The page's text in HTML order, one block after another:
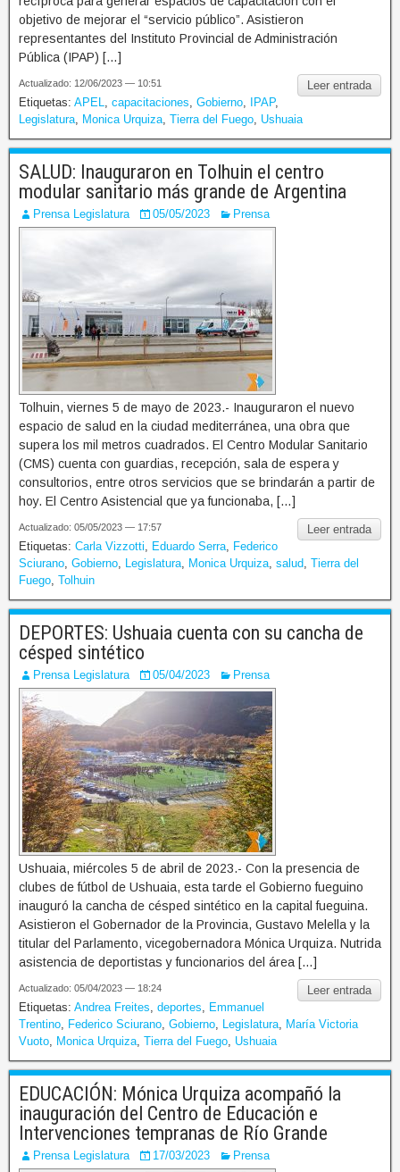
objetivo de mejorar el “servicio público”. Asistieron
representantes del Instituto Provincial de Administración
Pública (IPAP) […]
Leer entrada
Actualizado: 12/06/2023 — 10:51
Etiquetas: APEL capacitaciones Gobierno IPAP,
Legislatura
Monica Urquiza Tierra del Fuego Ushuaia
SALUD: Inauguraron en Tolhuin el centro
modular sanitario más grande de Argentina
Prensa Legislatura 05/05/2023 Prensa
Tolhuin, viernes 5 de mayo de 2023.- Inauguraron el nuevo
espacio de salud en la ciudad mediterránea, una obra que
supera los mil metros cuadrados. El Centro Modular Sanitario
(CMS) cuenta con guardias, recepción, sala de espera y
consultorios, entre otros servicios que se brindarán a partir de
hoy. El Centro Asistencial que ya funcionaba, […]
Leer entrada
Actualizado: 05/05/2023 — 17:57
Etiquetas: Carla Vizzotti Eduardo Serra
Federico
Sciurano Gobierno Legislatura Monica Urquiza salud Tierra del
Fuego Tolhuin
DEPORTES: Ushuaia cuenta con su cancha de
césped sintético
Prensa Legislatura 05/04/2023 Prensa
Ushuaia, miércoles 5 de abril de 2023.- Con la presencia de
clubes de fútbol de Ushuaia, esta tarde el Gobierno fueguino
inauguró la cancha de césped sintético en la capital fueguina.
Asistieron el Gobernador de la Provincia, Gustavo Melella y la
titular del Parlamento, vicegobernadora Mónica Urquiza. Nutrida
asistencia de deportistas y funcionarios del área […]
Leer entrada
Actualizado: 05/04/2023 — 18:24
Etiquetas: Andrea Freites deportes
Emmanuel
Trentino
Federico Sciurano Gobierno Legislatura
María Victoria
Vuoto
Monica Urquiza Tierra del Fuego Ushuaia
EDUCACIÓN: Mónica Urquiza acompañó la
inauguración del Centro de Educación e
Intervenciones tempranas de Río Grande
Prensa Legislatura 17/03/2023 Prensa